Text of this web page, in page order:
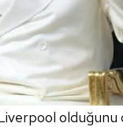
olduğunu